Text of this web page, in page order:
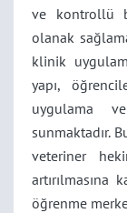
ve kontrollü
olanak
klinik
yapı,
uygulama
sunmaktadır.
veteriner
öğrenme